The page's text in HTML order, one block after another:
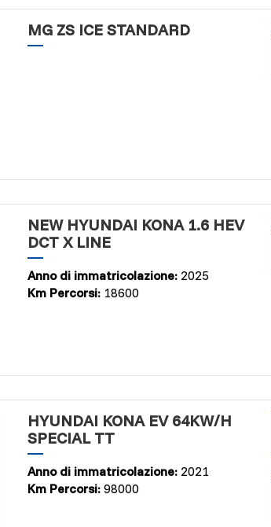
MG ZS ICE STANDARD
NEW HYUNDAI KONA 1.6 HEV
DCT X LINE
Anno di immatricolazione: 2025
Km Percorsi: 18600
HYUNDAI KONA EV 64KW/H
SPECIAL TT
Anno di immatricolazione: 2021
Km Percorsi: 98000